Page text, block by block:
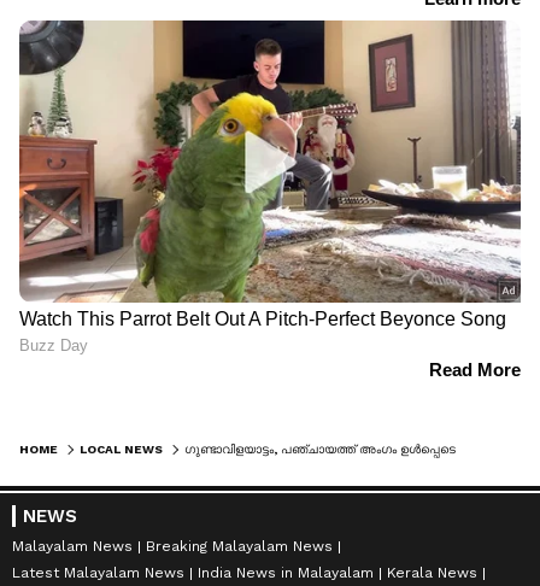
HOME LOCAL NEWS
NEWS
Malayalam News
Breaking Malayalam News
Latest Malayalam News
India News in Malayalam
Kerala News